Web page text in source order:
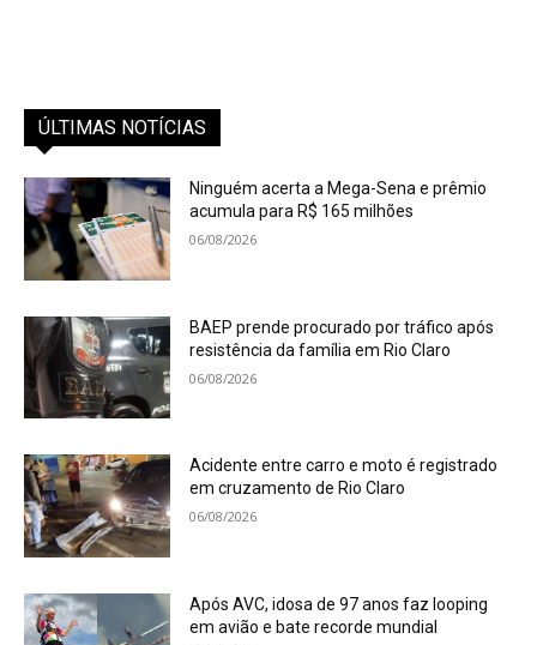
ÚLTIMAS NOTÍCIAS
Ninguém acerta a Mega-Sena e prêmio
acumula para R$ 165 milhões
06/08/2026
BAEP prende procurado por tráfico após
resistência da família em Rio Claro
06/08/2026
Acidente entre carro e moto é registrado
em cruzamento de Rio Claro
06/08/2026
Após AVC, idosa de 97 anos faz looping
em avião e bate recorde mundial